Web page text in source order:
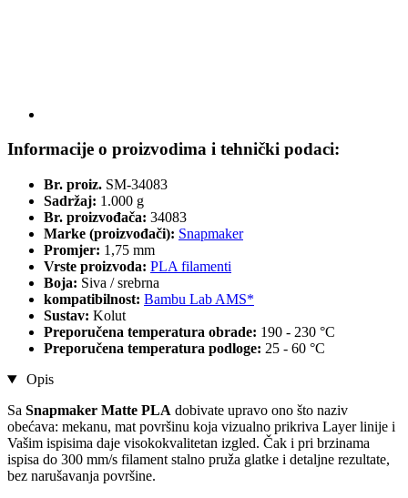
Informacije o proizvodima i tehnički podaci:
Br. proiz. SM-34083
Sadržaj: 1.000 g
Br. proizvođača: 34083
Marke (proizvođači): Snapmaker
Promjer: 1,75 mm
Vrste proizvoda: PLA filamenti
Boja: Siva / srebrna
kompatibilnost: Bambu Lab AMS*
Sustav: Kolut
Preporučena temperatura obrade: 190 - 230 °C
Preporučena temperatura podloge: 25 - 60 °C
Opis
Sa Snapmaker Matte PLA dobivate upravo ono što naziv
obećava: mekanu, mat površinu koja vizualno prikriva Layer linije i
Vašim ispisima daje visokokvalitetan izgled. Čak i pri brzinama
ispisa do 300 mm/s filament stalno pruža glatke i detaljne rezultate,
bez narušavanja površine.